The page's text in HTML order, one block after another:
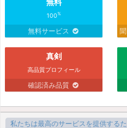
100%
無料サービス
真剣
高品質プロフィール
確認済み品質
私たちは最高のサービスを提供する